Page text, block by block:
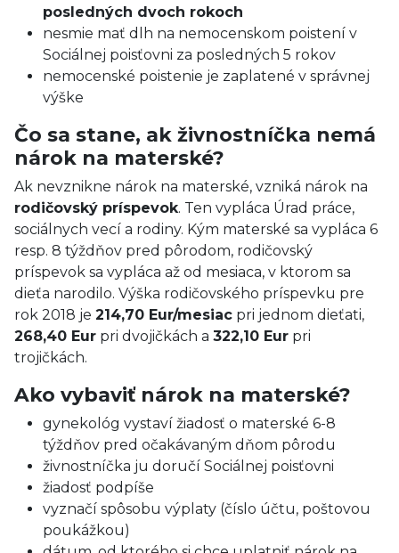
posledných dvoch rokoch
nesmie mať dlh na nemocenskom poistení v
Sociálnej poisťovni za posledných 5 rokov
nemocenské poistenie je zaplatené v správnej
výške
Čo sa stane, ak živnostníčka nemá
nárok na materské?
Ak nevznikne nárok na materské, vzniká nárok na
rodičovský príspevok. Ten vypláca Úrad práce,
sociálnych vecí a rodiny. Kým materské sa vypláca 6
resp. 8 týždňov pred pôrodom, rodičovský
príspevok sa vypláca až od mesiaca, v ktorom sa
dieťa narodilo. Výška rodičovského príspevku pre
rok 2018 je 214,70 Eur/mesiac pri jednom dieťati,
268,40 Eur pri dvojičkách a 322,10 Eur pri
trojičkách.
Ako vybaviť nárok na materské?
gynekológ vystaví žiadosť o materské 6-8
týždňov pred očakávaným dňom pôrodu
živnostníčka ju doručí Sociálnej poisťovni
žiadosť podpíše
vyznačí spôsobu výplaty (číslo účtu, poštovou
poukážkou)